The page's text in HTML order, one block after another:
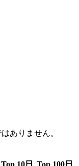
ありません。
Top 10日
Top 100日